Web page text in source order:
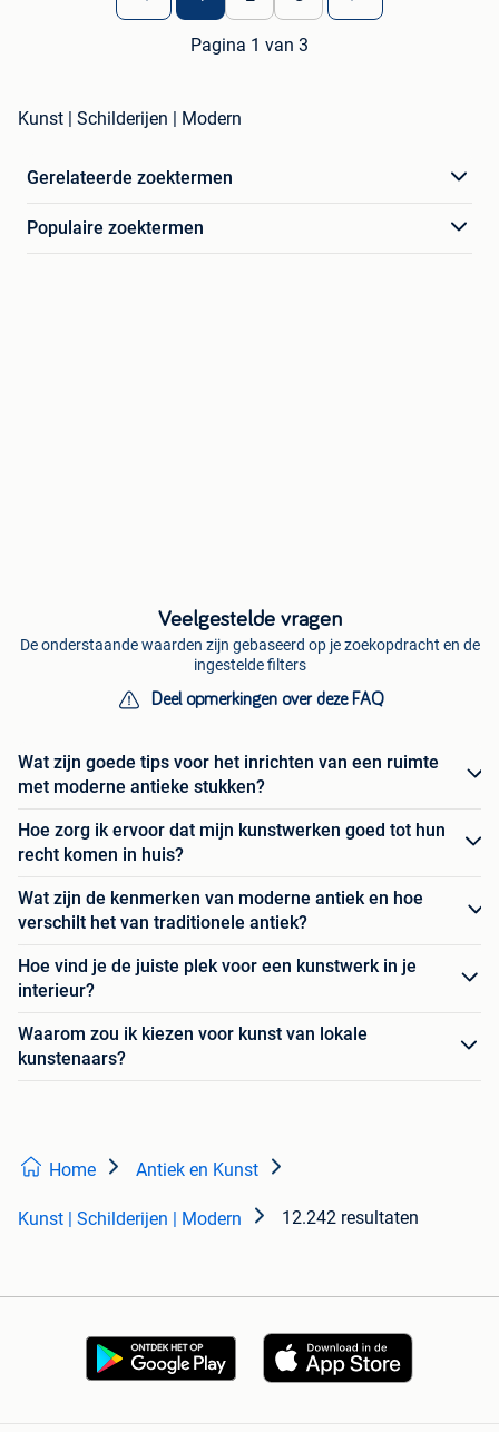
Pagina 1 van 3
Kunst | Schilderijen | Modern
Gerelateerde zoektermen
Populaire zoektermen
Veelgestelde vragen
De onderstaande waarden zijn gebaseerd op je zoekopdracht en de
ingestelde filters
Deel opmerkingen over deze FAQ
Wat zijn goede tips voor het inrichten van een ruimte
met moderne antieke stukken?
Hoe zorg ik ervoor dat mijn kunstwerken goed tot hun
recht komen in huis?
Wat zijn de kenmerken van moderne antiek en hoe
verschilt het van traditionele antiek?
Hoe vind je de juiste plek voor een kunstwerk in je
interieur?
Waarom zou ik kiezen voor kunst van lokale
kunstenaars?
Home Antiek en Kunst
Kunst | Schilderijen | Modern 12.242 resultaten